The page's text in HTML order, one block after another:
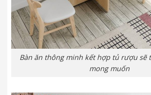
Bàn ăn thông minh kết hợp tủ rượu sẽ
mong muốn